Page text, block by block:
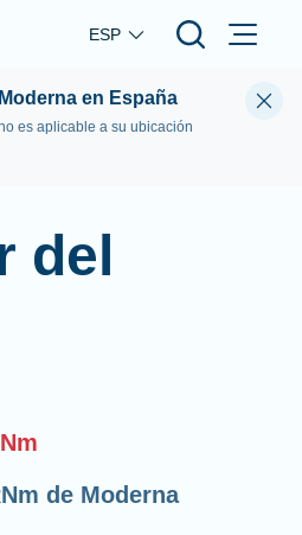
Skip to main content
ESP
en España
es aplicable a su ubicación
del
de Moderna